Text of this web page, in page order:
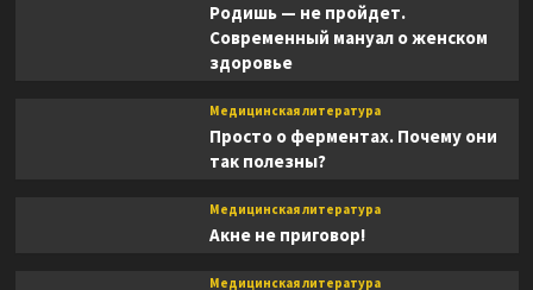
Родишь — не пройдет.
Современный мануал о женском
здоровье
Медицинская литература
Просто о ферментах. Почему они
так полезны?
Медицинская литература
Акне не приговор!
Медицинская литература